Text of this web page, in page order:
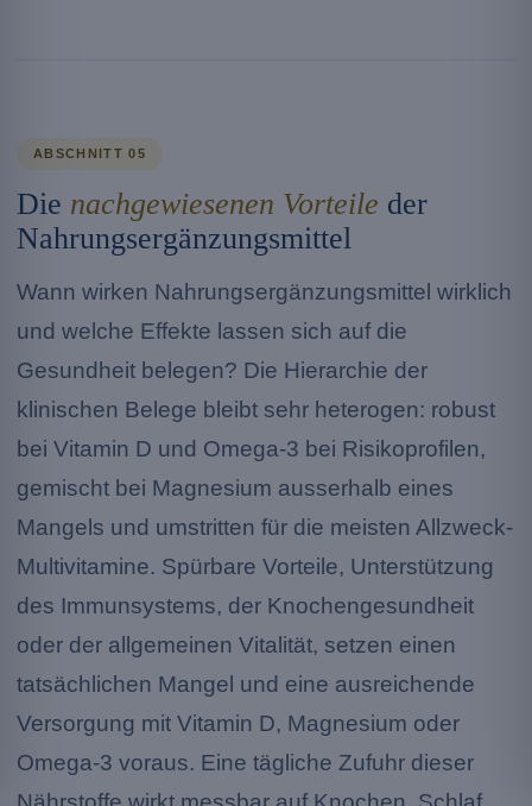
ABSCHNITT 05
Die nachgewiesenen Vorteile der
Nahrungsergänzungsmittel
Wann wirken Nahrungsergänzungsmittel wirklich
und welche Effekte lassen sich auf die
Gesundheit belegen? Die Hierarchie der
klinischen Belege bleibt sehr heterogen: robust
bei Vitamin D und Omega-3 bei Risikoprofilen,
gemischt bei Magnesium ausserhalb eines
Mangels und umstritten für die meisten Allzweck-
Multivitamine. Spürbare Vorteile, Unterstützung
des Immunsystems, der Knochengesundheit
oder der allgemeinen Vitalität, setzen einen
tatsächlichen Mangel und eine ausreichende
Versorgung mit Vitamin D, Magnesium oder
Omega-3 voraus. Eine tägliche Zufuhr dieser